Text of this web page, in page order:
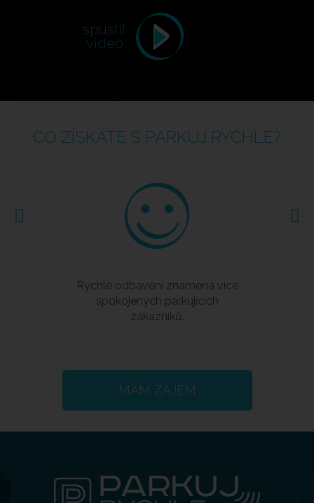
spustit
video
CO ZÍSKÁTE S PARKUJ RYCHLE?
Rychlé odbavení znamená více
spokojených parkujících
zákazníků.
MÁM ZÁJEM